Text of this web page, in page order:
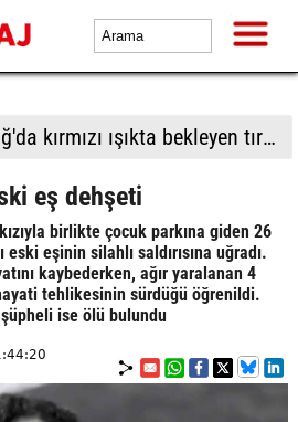
Tekirdağ'da kırmızı ışıkta bekleyen tıra çarptı
eş dehşeti
birlikte çocuk parkına giden 26
eski eşinin silahlı saldırısına uğradı.
kaybederken, ağır yaralanan 4
tehlikesinin sürdüğü öğrenildi.
şüpheli ise ölü bulundu